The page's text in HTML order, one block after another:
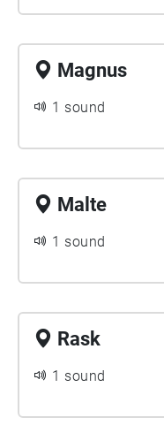
Magnus
1 sound
Malte
1 sound
Rask
1 sound